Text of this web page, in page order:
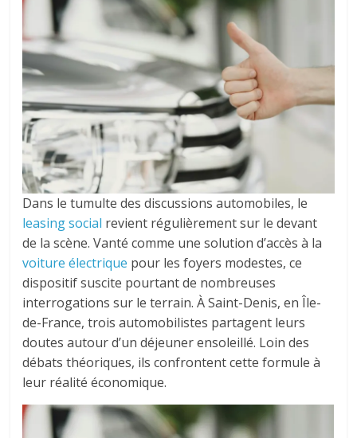
Dans le tumulte des discussions automobiles, le
leasing social revient régulièrement sur le devant
de la scène. Vanté comme une solution d’accès à la
voiture électrique pour les foyers modestes, ce
dispositif suscite pourtant de nombreuses
interrogations sur le terrain. À Saint-Denis, en Île-
de-France, trois automobilistes partagent leurs
doutes autour d’un déjeuner ensoleillé. Loin des
débats théoriques, ils confrontent cette formule à
leur réalité économique.